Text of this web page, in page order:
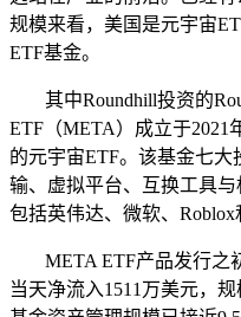
规模来看，美国是元宇宙
ETF基金。
其中Roundhill投资的
ETF（META）成立于2021
的元宇宙ETF。该基金七
输、虚拟平台、互换工具
包括英伟达、微软、Roblox
META ETF产品发行之
当天净流入1511万美元，